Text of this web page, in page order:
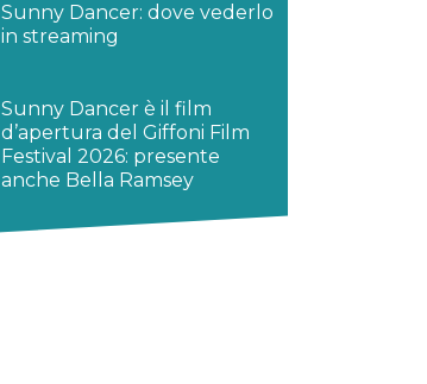
Sunny Dancer: dove vederlo
in streaming
Sunny Dancer è il film
d’apertura del Giffoni Film
Festival 2026: presente
anche Bella Ramsey